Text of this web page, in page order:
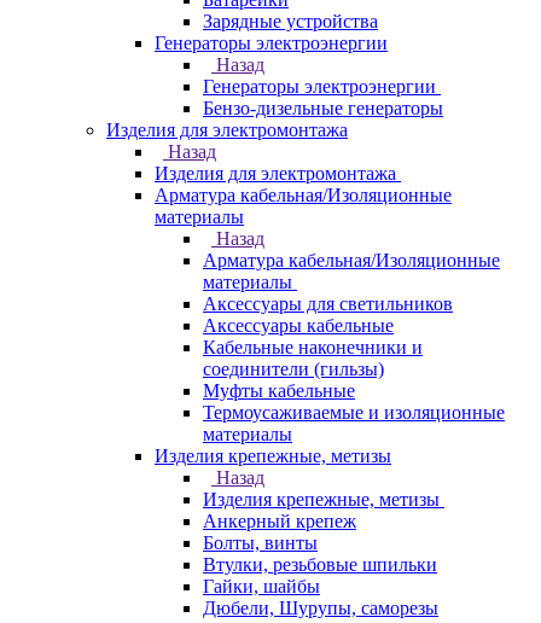
Зарядные устройства
Генераторы электроэнергии
Назад
Генераторы электроэнергии
Бензо-дизельные генераторы
Изделия для электромонтажа
Назад
Изделия для электромонтажа
Арматура кабельная/Изоляционные
материалы
Назад
Арматура кабельная/Изоляционные
материалы
Аксессуары для светильников
Аксессуары кабельные
Кабельные наконечники и
соединители (гильзы)
Муфты кабельные
Термоусаживаемые и изоляционные
материалы
Изделия крепежные, метизы
Назад
Изделия крепежные, метизы
Анкерный крепеж
Болты, винты
Втулки, резьбовые шпильки
Гайки, шайбы
Дюбели, Шурупы, саморезы